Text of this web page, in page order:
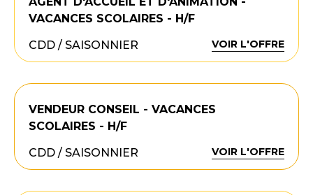
VACANCES SCOLAIRES - H/F
CDD / SAISONNIER
VOIR L'OFFRE
VENDEUR CONSEIL - VACANCES
SCOLAIRES - H/F
CDD / SAISONNIER
VOIR L'OFFRE